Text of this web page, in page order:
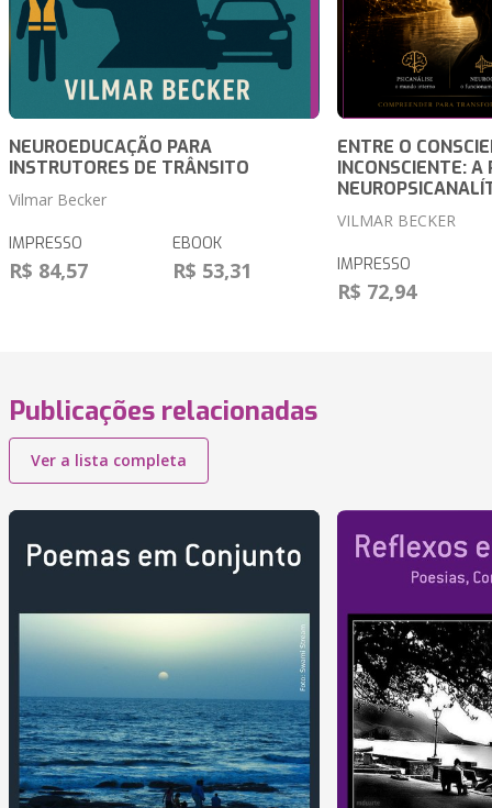
NEUROEDUCAÇÃO PARA
INSTRUTORES DE TRÂNSITO
Vilmar Becker
IMPRESSO
R$ 84,57
EBOOK
R$ 53,31
ENTRE O
INCONSCIENTE: A
VILMAR BECKER
IMPRESSO
R$ 72,94
Publicações relacionadas
Ver a lista completa